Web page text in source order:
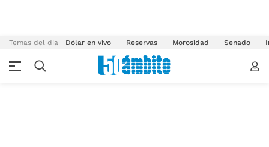
Temas del día Dólar en vivo Reservas Morosidad Senado